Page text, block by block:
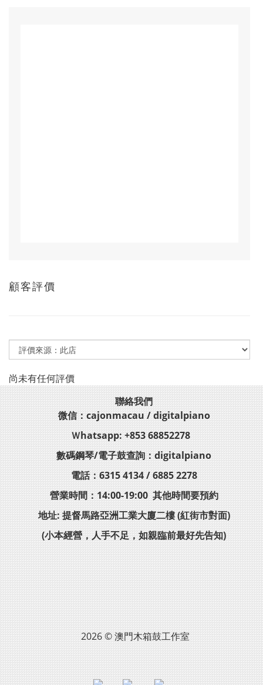
顧客評價
尚未有任何評價
聯絡我們
微信：cajonmacau / digitalpiano
Ｗhatsapp: +853 68852278
數碼鋼琴/電子鼓查詢：digitalpiano
電話：6315 4134 / 6885 2278
營業時間：14:00-19:00 其他時間要預約
地址: 提督馬路亞洲工業大廈二樓 (紅街市對面)
(小本經營，人手不足，如親臨前最好先告知)
2026 © 澳門木箱鼓工作室